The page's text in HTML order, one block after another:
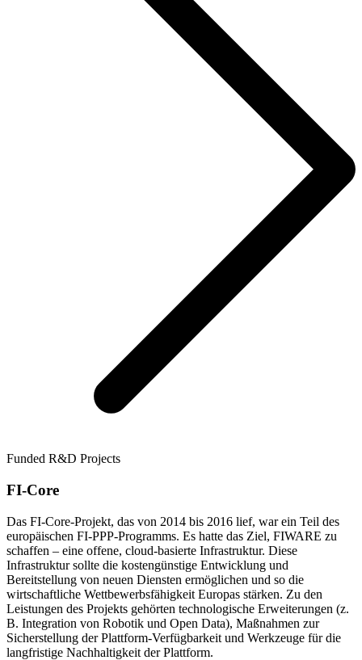
Funded R&D Projects
FI-Core
Das FI-Core-Projekt, das von 2014 bis 2016 lief, war ein Teil des
europäischen FI-PPP-Programms. Es hatte das Ziel, FIWARE zu
schaffen – eine offene, cloud-basierte Infrastruktur. Diese
Infrastruktur sollte die kostengünstige Entwicklung und
Bereitstellung von neuen Diensten ermöglichen und so die
wirtschaftliche Wettbewerbsfähigkeit Europas stärken. Zu den
Leistungen des Projekts gehörten technologische Erweiterungen (z.
B. Integration von Robotik und Open Data), Maßnahmen zur
Sicherstellung der Plattform-Verfügbarkeit und Werkzeuge für die
langfristige Nachhaltigkeit der Plattform.